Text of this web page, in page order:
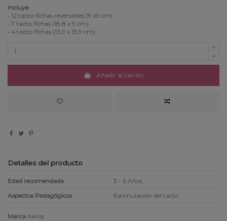
Incluye:
• 12 tacto-fichas reversibles (9 x9 cm)
• 7 tacto-fichas (18,8 x 9 cm)
• 4 tacto-fichas (13,9 x 13,9 cm)
Añadir al carrito
Detalles del producto
Edad recomendada
3 - 6 Años
Aspectos Pedagógicos
Estimulación del tacto
Marca Akros